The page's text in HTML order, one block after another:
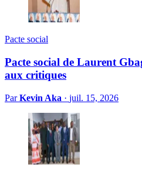
Pacte social
Pacte social de Laurent
aux critiques
ParKevin Aka · juil. 15, 2026